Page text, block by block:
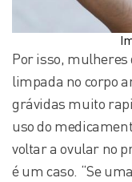
Por isso,
limpada no corpo
grávidas muito
uso do
voltar a ovular no
é um caso. “Se